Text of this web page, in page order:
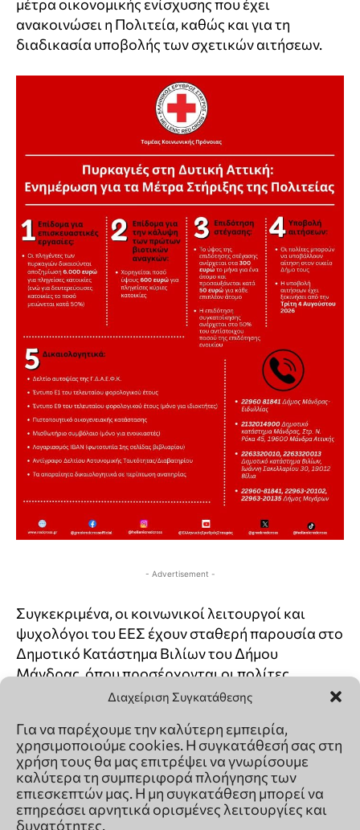
Διαχείριση Συγκατάθεσης
Για να παρέχουμε την καλύτερη εμπειρία,
χρησιμοποιούμε cookies. Η συγκατάθεσή σας στη
χρήση τους θα μας επιτρέψει να γνωρίσουμε
καλύτερα τη συμπεριφορά πλοήγησης των
επιεσκεπτών μας. Η μη συγκατάθεση μπορεί να
επηρεάσει αρνητικά ορισμένες λειτουργίες και
δυνατότητες.